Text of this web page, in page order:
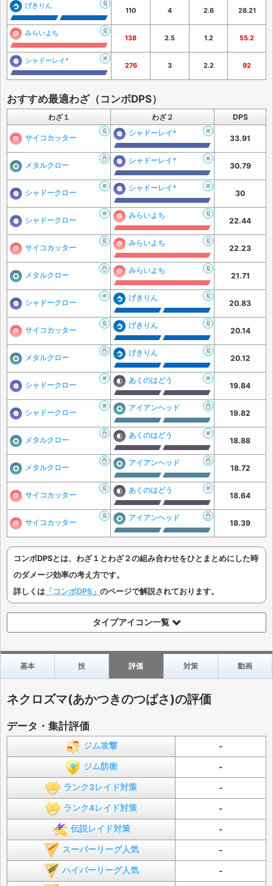
げきりん
110 4 2.6 28.21
みらいよち
138 2.5 1.2 55.2
シャドーレイ*
276 3 2.2 92
おすすめ最適わざ（コンボDPS）
わざ１ わざ２ DPS
サイコカッター
シャドーレイ*
33.91
メタルクロー
シャドーレイ*
30.79
シャドークロー
シャドーレイ*
30
シャドークロー
みらいよち
22.44
サイコカッター
みらいよち
22.23
メタルクロー
みらいよち
21.71
シャドークロー
げきりん
20.83
サイコカッター
げきりん
20.14
メタルクロー
げきりん
20.12
シャドークロー
あくのはどう
19.84
シャドークロー
アイアンヘッド
19.82
メタルクロー
あくのはどう
18.88
メタルクロー
アイアンヘッド
18.72
サイコカッター
あくのはどう
18.64
サイコカッター
アイアンヘッド
18.39
コンボDPSとは、わざ１とわざ２の組み合わせをひとまとめにした時
のダメージ効率の考え方です。
詳しくは 「コンボDPS」 のページで解説されております。
タイプアイコン一覧
基本 技 評価 対策 動画
ネクロズマ(あかつきのつばさ)の評価
データ・集計評価
ジム攻撃 -
ジム防衛 -
ランク3レイド対策 -
ランク4レイド対策 -
伝説レイド対策 -
スーパーリーグ人気 -
ハイパーリーグ人気 -